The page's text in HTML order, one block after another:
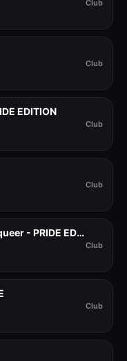
Club
Club
EDITION
Club
Club
Copain-Copine, la boum queer - PRIDE EDITION !
Club
Club